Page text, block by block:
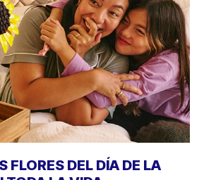
FLORES DEL DÍA DE LA